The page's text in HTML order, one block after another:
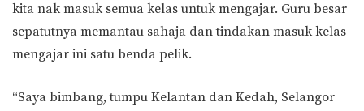
kita nak masuk semua kelas untuk mengajar. Guru besar
sepatutnya memantau sahaja dan tindakan masuk kelas
mengajar ini satu benda pelik.
“Saya bimbang, tumpu Kelantan dan Kedah, Selangor